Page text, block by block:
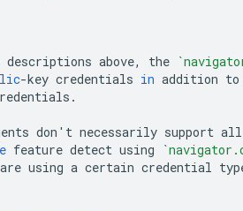
descriptions above, the
-key credentials in addition to
.
don ' t necessarily support all
feature detect using
are using a certain credential